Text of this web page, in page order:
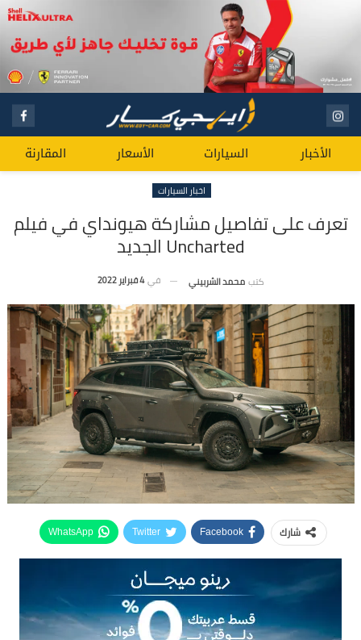
الأخبار السيارات الأسعار المقارنة
اخبار السيارات
تعرف على تفاصيل مشاركة هيونداي في فيلم
Uncharted الجديد
كتب محمد الشربيني في 4 فبراير 2022
شارك Facebook
Twitter
WhatsApp